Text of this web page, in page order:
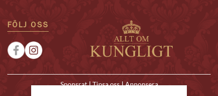
FÖLJ OSS
Sponsrat|Tipsa oss|Annonsera